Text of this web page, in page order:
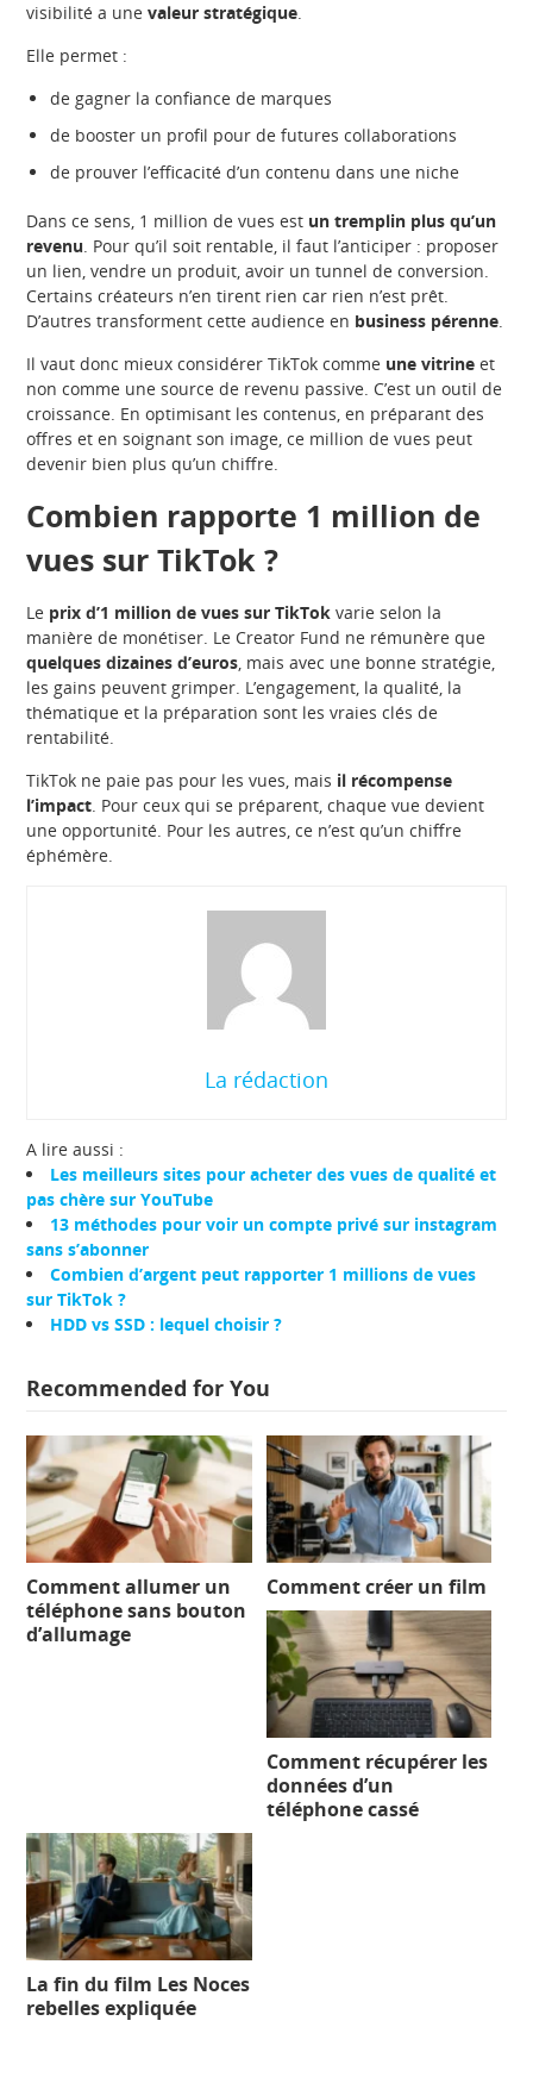
visibilité a unevaleur stratégique
Elle permet :
de gagner la confiance de marques
de booster un profil pour de futures collaborations
de prouver l’efficacité d’un contenu dans une niche
Dans ce sens, 1 million de vues est un tremplin plus qu’un
revenu . Pour qu’il soit rentable, il faut l’anticiper : proposer
un lien, vendre un produit, avoir un tunnel de conversion.
Certains créateurs n’en tirent rien car rien n’est prêt.
D’autres transforment cette audience en business pérenne
Il vaut donc mieux considérer TikTok comme une vitrine et
non comme une source de revenu passive. C’est un outil de
croissance. En optimisant les contenus, en préparant des
offres et en soignant son image, ce million de vues peut
devenir bien plus qu’un chiffre.
Combien rapporte 1 million de
vues sur TikTok ?
Le prix d’1 million de vues sur TikTok varie selon la
manière de monétiser. Le Creator Fund ne rémunère que
quelques dizaines d’euros , mais avec une bonne stratégie,
les gains peuvent grimper. L’engagement, la qualité, la
thématique et la préparation sont les vraies clés de
rentabilité.
TikTok ne paie pas pour les vues, mais il récompense
l’impact . Pour ceux qui se préparent, chaque vue devient
une opportunité. Pour les autres, ce n’est qu’un chiffre
éphémère.
La rédaction
A lire aussi :
Les meilleurs sites pour acheter des vues de qualité et
pas chère sur YouTube
13 méthodes pour voir un compte privé sur instagram
sans s’abonner
Combien d’argent peut rapporter 1 millions de vues
sur TikTok ?
HDD vs SSD : lequel choisir ?
Recommended for You
Comment allumer un
téléphone sans bouton
d’allumage
Comment créer un film
Comment récupérer les
données d’un
téléphone cassé
La fin du film Les Noces
rebelles expliquée